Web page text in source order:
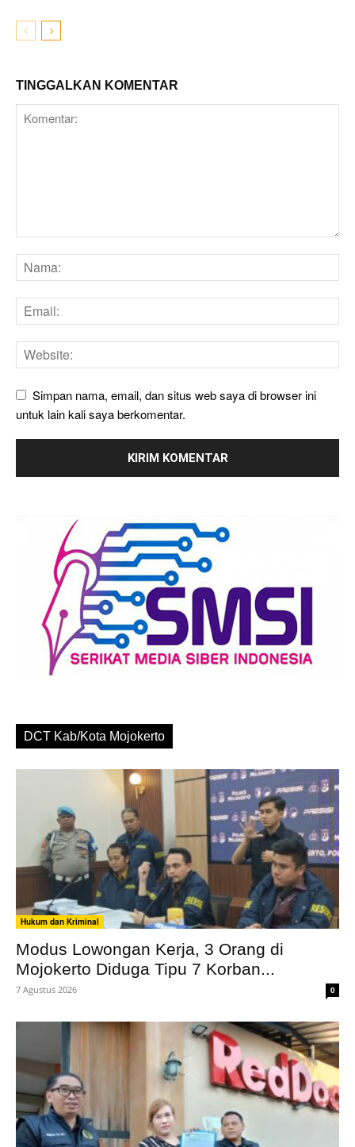
TINGGALKAN KOMENTAR
Simpan nama, email, dan situs web saya di browser ini
untuk lain kali saya berkomentar.
DCT Kab/Kota Mojokerto
Hukum dan Kriminal
Modus Lowongan Kerja, 3 Orang di
Mojokerto Diduga Tipu 7 Korban...
7 Agustus 2026 0